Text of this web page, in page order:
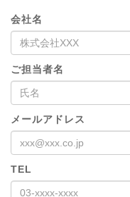
会社名
ご担当者名
メールアドレス
TEL